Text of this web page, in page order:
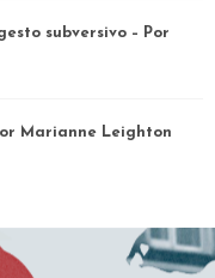
subversivo – Por
Marianne Leighton